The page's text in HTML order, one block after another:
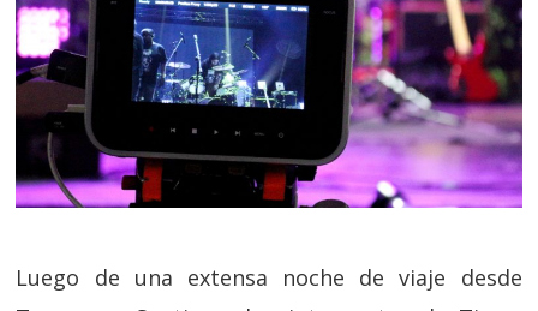
Luego de una extensa noche de viaje desde